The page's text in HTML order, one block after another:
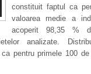
constituit faptul ca
valoarea medie a
acoperit 98,35 %
analizate.
pentru primele 100